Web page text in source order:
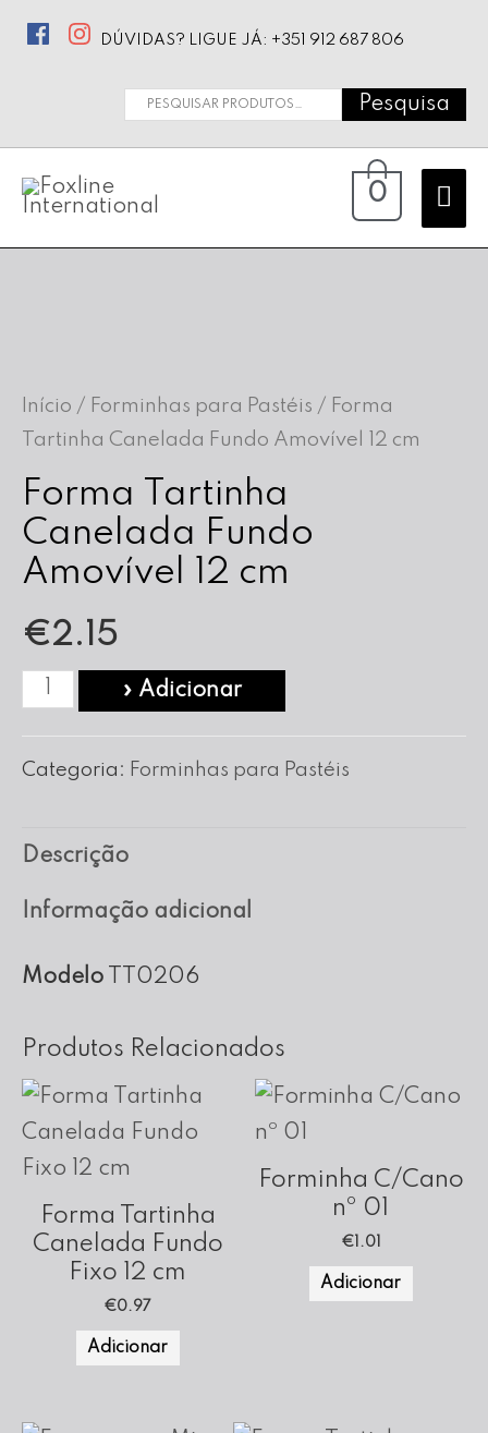
DÚVIDAS? LIGUE JÁ: +351 912 687 806
Pesquisar
Pesquisa
0
Início / Forminhas para Pastéis / Forma
Tartinha Canelada Fundo Amovível 12 cm
Forma Tartinha
Canelada Fundo
Amovível 12 cm
€2.15
Quantidade
Forma
Fundo
Amovível
cm
» Adicionar
Categoria: Forminhas para Pastéis
Descrição
Informação adicional
Modelo TT0206
Produtos Relacionados
Forma Tartinha
Canelada Fundo
Fixo 12 cm
€0.97
Adicionar
Forminha C/Cano
nº 01
€1.01
Adicionar